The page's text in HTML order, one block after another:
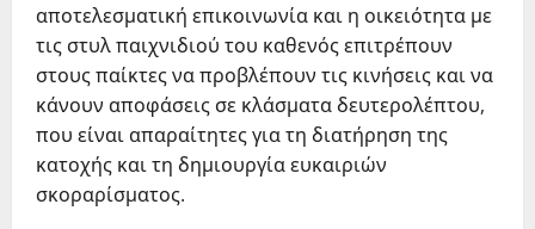
αποτελεσματική επικοινωνία και η οικειότητα με
τις στυλ παιχνιδιού του καθενός επιτρέπουν
στους παίκτες να προβλέπουν τις κινήσεις και να
κάνουν αποφάσεις σε κλάσματα δευτερολέπτου,
που είναι απαραίτητες για τη διατήρηση της
κατοχής και τη δημιουργία ευκαιριών
σκοραρίσματος.